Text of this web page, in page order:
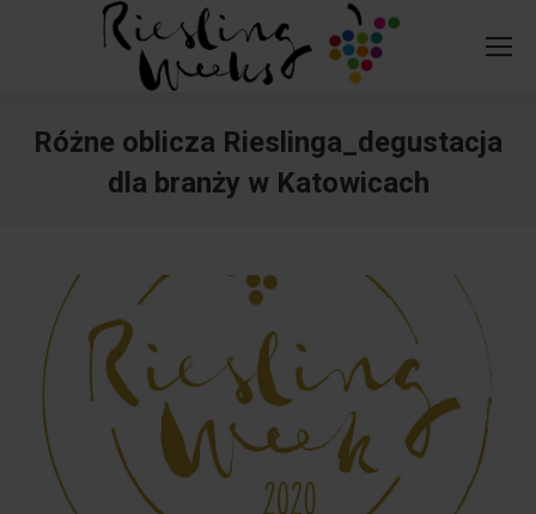
Różne oblicza Rieslinga_degustacja
dla branży w Katowicach